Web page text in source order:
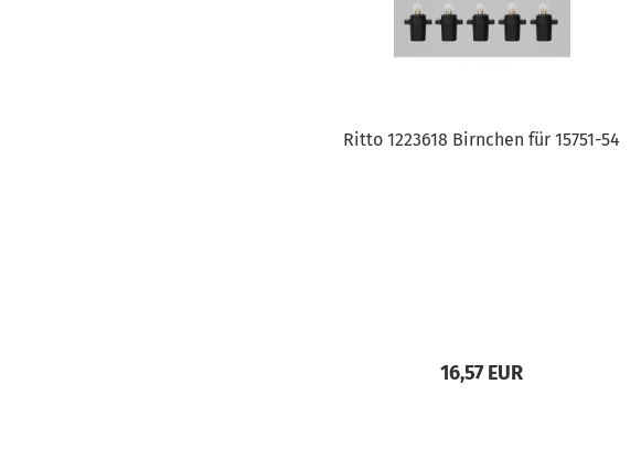
Ritto 1223618 Birnchen für 15751-54
16,57 EUR